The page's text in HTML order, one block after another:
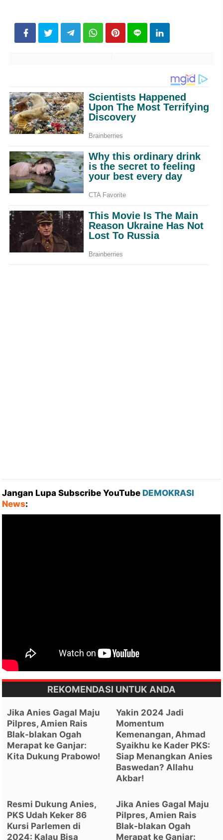
Jangan Lupa Subscribe YouTube DEMOKRASI
News:
REKOMENDASI UNTUK ANDA
Jika Anies Gagal Maju
Pilpres, Amien Rais
Blak-blakan Ogah
Merapat ke Ganjar:
Kita Dukung Prabowo!
Yakin 2024 Jadi
Momentum
Kemenangan, Ahmad
Syaikhu ke Kader PKS:
Siap Menangkan Anies
Baswedan? Allahu
Akbar!
Resmi Dukung Anies,
PKS Udah Keker 86
Kursi Parlemen di
2024: Kalau Bisa
Jika Anies Gagal Maju
Pilpres, Amien Rais
Blak-blakan Ogah
Merapat ke Ganjar: